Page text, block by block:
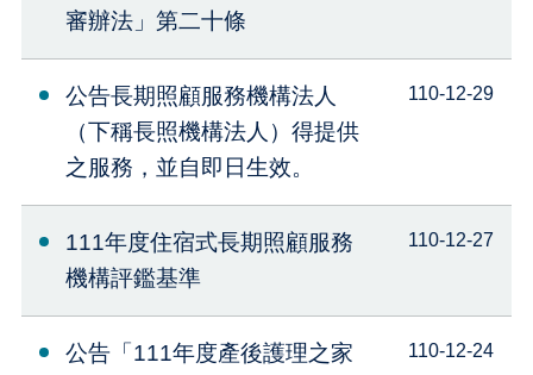
審辦法」第二十條
公告長期照顧服務機構法人
（下稱長照機構法人）得提供
之服務，並自即日生效。
110-12-29
111年度住宿式長期照顧服務
機構評鑑基準
110-12-27
公告「111年度產後護理之家
110-12-24